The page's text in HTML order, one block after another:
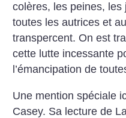
colères, les peines,
toutes les autrices et
transpercent. On est
cette lutte incessante
l’émancipation de
Une mention spéciale
Casey. Sa lecture de